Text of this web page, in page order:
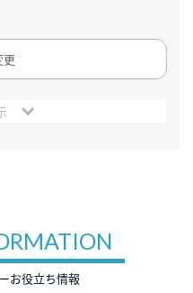
更
お役立ち情報